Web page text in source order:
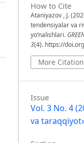
How to Cite
Ataniyazov , J.
tendensiyalar va
yoʻnalishlari.
3(4). https://
More
Issue
Vol. 3 No. 4
va